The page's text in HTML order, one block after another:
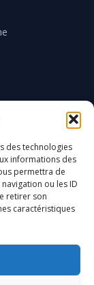
des technologies
informations des
permettra de
ou les ID
retirer son
caractéristiques